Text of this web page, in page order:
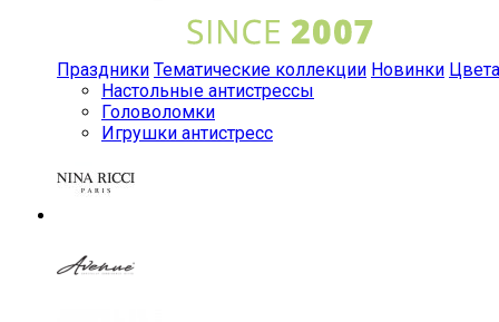
Праздники Тематические коллекции Новинки Цвета
Настольные антистрессы
Головоломки
Игрушки антистресс